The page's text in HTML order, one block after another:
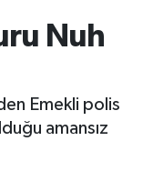
Nuh
Emekli polis
amansız